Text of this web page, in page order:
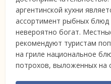
аргентинской кухни
ассортимент рыбных
невероятно богат.
рекомендуют туристам
на гриле национальное
потрохов, выложенных на